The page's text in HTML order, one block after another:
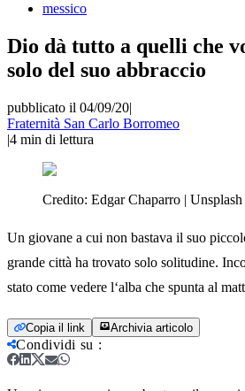
messico
Dio dà tutto a quelli che
solo del suo abbraccio
pubblicato il 04/09/20|
Fraternità San Carlo Borromeo
|4 min di lettura
Credito: Edgar Chaparro | Unsplash
Un giovane a cui non bastava il suo
grande città ha trovato solo solitudine.
stato come vedere l‘alba che spunta al
Copia il link Archivia articolo
Condividi su :